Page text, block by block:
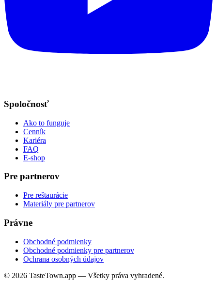
Spoločnosť
Ako to funguje
Cenník
Kariéra
FAQ
E-shop
Pre partnerov
Pre reštaurácie
Materiály pre partnerov
Právne
Obchodné podmienky
Obchodné podmienky pre partnerov
Ochrana osobných údajov
© 2026 TasteTown.app — Všetky práva vyhradené.